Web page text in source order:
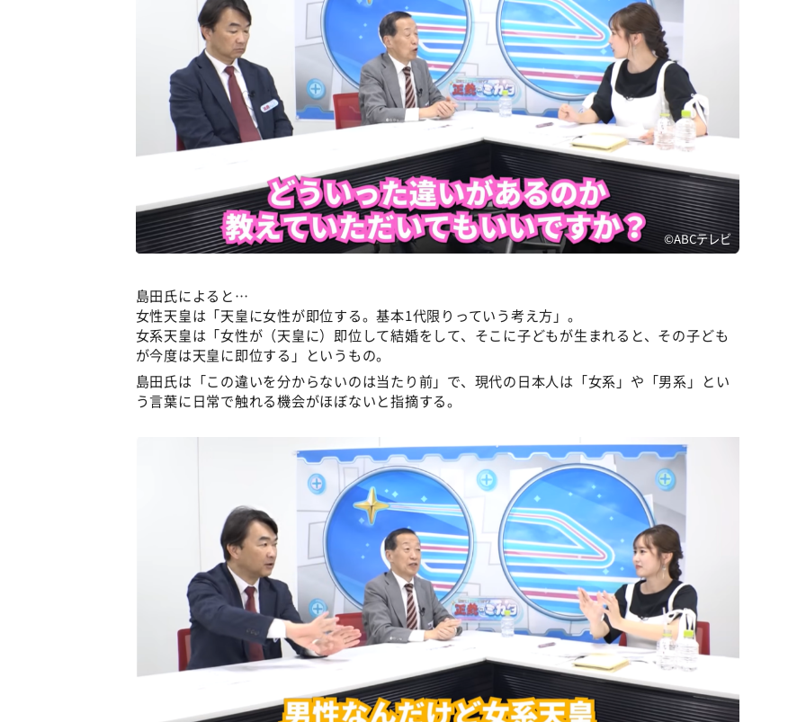
©ABCテレビ
島田氏によると…
女性天皇は「天皇に女性が即位する。基本1代限りっていう考え方」。
女系天皇は「女性が（天皇に）即位して結婚をして、そこに子どもが生まれると、その子ども
が今度は天皇に即位する」というもの。
島田氏は「この違いを分からないのは当たり前」で、現代の日本人は「女系」や「男系」とい
う言葉に日常で触れる機会がほぼないと指摘する。